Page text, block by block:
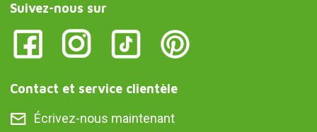
Suivez-nous sur
Contact et service clientèle
Écrivez-nous maintenant